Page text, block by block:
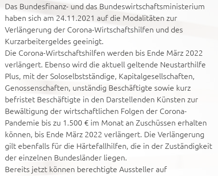
Das Bundesfinanz- und das Bundeswirtschaftsministerium
haben sich am 24.11.2021 auf die Modalitäten zur
Verlängerung der Corona-Wirtschaftshilfen und des
Kurzarbeitergeldes geeinigt.
Die Corona-Wirtschaftshilfen werden bis Ende März 2022
verlängert. Ebenso wird die aktuell geltende Neustarthilfe
Plus, mit der Soloselbstständige, Kapitalgesellschaften,
Genossenschaften, unständig Beschäftigte sowie kurz
befristet Beschäftigte in den Darstellenden Künsten zur
Bewältigung der wirtschaftlichen Folgen der Corona-
Pandemie bis zu 1.500 € im Monat an Zuschüssen erhalten
können, bis Ende März 2022 verlängert. Die Verlängerung
gilt ebenfalls für die Härtefallhilfen, die in der Zuständigkeit
der einzelnen Bundesländer liegen.
Bereits jetzt können berechtigte Aussteller auf